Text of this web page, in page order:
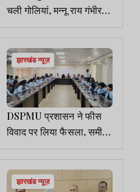
चली गोलियां, मन्नू राय गंभीर
रूप से घायल
झारखंड न्यूज़
DSPMU प्रशासन ने फीस
विवाद पर लिया फैसला, समीक्षा
के लिए बनेगी कमेटी
झारखंड न्यूज़